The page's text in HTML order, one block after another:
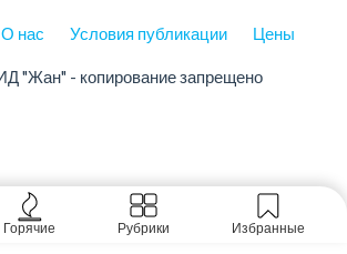
О нас Условия публикации Цены
"Жан" - копирование запрещено
Горячие Рубрики Избранные